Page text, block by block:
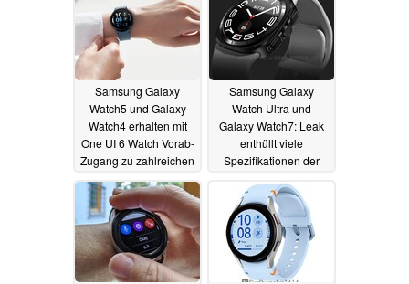
Samsung Galaxy
Watch5 und Galaxy
Watch4 erhalten mit
One UI 6 Watch Vorab-
Zugang zu zahlreichen
neuen KI-Features
01.07.2024
Samsung Galaxy
Watch Ultra und
Galaxy Watch7: Leak
enthüllt viele
Spezifikationen der
Smartwatches06.06.2024